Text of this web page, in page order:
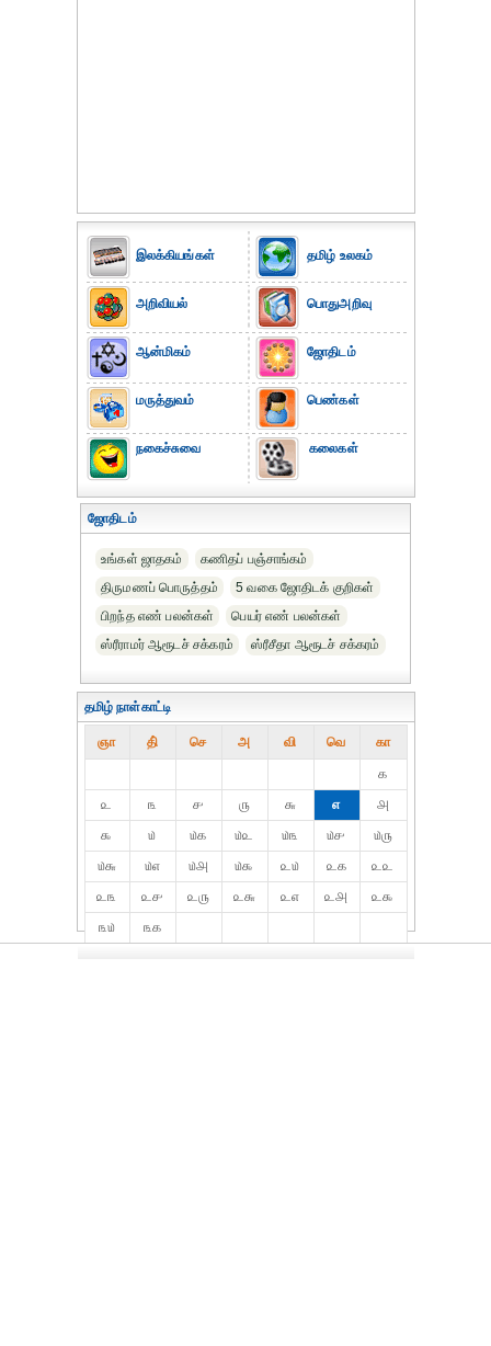
இலக்கியங்கள்
அறிவியல்
ஆன்மிகம்
மருத்துவம்
நகைச்சுவை
தமிழ் உலகம்
பொதுஅறிவு
ஜோதிடம்
பெண்கள்
கலைகள்
ஜோதிடம்
உங்கள் ஜாதகம்
கணிதப் பஞ்சாங்கம்
திருமணப் பொருத்தம்
5 வகை ஜோதிடக் குறிகள்
பிறந்த எண் பலன்கள்
பெயர் எண் பலன்கள்
ஸ்ரீராமர் ஆரூடச் சக்கரம்
ஸ்ரீசீதா ஆரூடச் சக்கரம்
தமிழ் நாள்காட்டி
ஞா தி் செ அ வி வெ கா
௧
௨
௩ ௪ ௫ ௬ ௭
௮
௯
௰ ௰௧ ௰௨ ௰௩ ௰௪
௰௫
௰௬
௰௭ ௰௮ ௰௯ ௨௰ ௨௧
௨௨
௨௩
௨௪ ௨௫ ௨௬ ௨௭ ௨௮
௨௯
௩௰
௩௧